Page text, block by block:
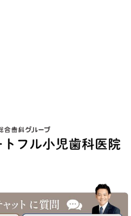
©三鷹駅南口 三鷹ハートフル小児歯科医院へ